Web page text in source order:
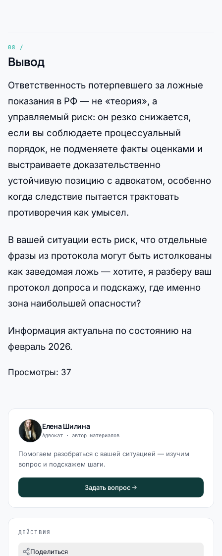
Вывод
Ответственность потерпевшего за ложные
показания в РФ — не «теория», а
управляемый риск: он резко снижается,
если вы соблюдаете процессуальный
порядок, не подменяете факты оценками и
выстраиваете доказательственно
устойчивую позицию с адвокатом, особенно
когда следствие пытается трактовать
противоречия как умысел.
В вашей ситуации есть риск, что отдельные
фразы из протокола могут быть истолкованы
как заведомая ложь — хотите, я разберу ваш
протокол допроса и подскажу, где именно
зона наибольшей опасности?
Информация актуальна по состоянию на
февраль 2026.
Просмотры: 37
Елена Шилина
Адвокат · автор материалов
Помогаем разобраться с вашей ситуацией — изучим
вопрос и подскажем шаги.
Задать вопрос
ДЕЙСТВИЯ
Поделиться